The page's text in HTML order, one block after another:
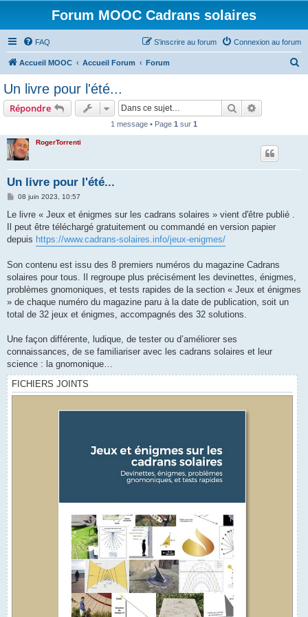
Forum MOOC Cadrans solaires
FAQ Connexion au forum
S’inscrire au forum
Accueil MOOC Accueil Forum Forum
Un livre pour l'été...
Répondre Rechercher
1 message • Page 1 sur 1
RogerTorrenti
Un livre pour l'été...
M
s
a
g
e
08 juin 2023, 10:57
Le livre « Jeux et énigmes sur les cadrans solaires » vient d'être publié .
Il peut être téléchargé gratuitement ou commandé en version papier
depuis https://www.cadrans-solaires.info/jeux-enigmes/
Son contenu est issu des 8 premiers numéros du magazine Cadrans
solaires pour tous. Il regroupe plus précisément les devinettes, énigmes,
problèmes gnomoniques, et tests rapides de la section « Jeux et énigmes
» de chaque numéro du magazine paru à la date de publication, soit un
total de 32 jeux et énigmes, accompagnés des 32 solutions.
Une façon différente, ludique, de tester ou d’améliorer ses
connaissances, de se familiariser avec les cadrans solaires et leur
science : la gnomonique…
FICHIERS JOINTS